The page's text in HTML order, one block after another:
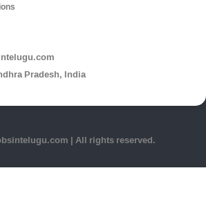
Pradesh, India
| All rights reserved.